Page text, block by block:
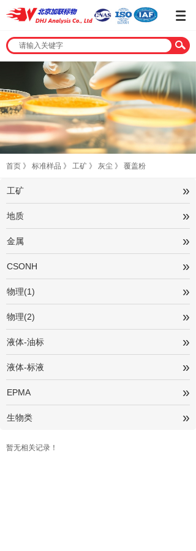
首页 》 标准样品 》 工矿 》 灰尘 》 覆盖粉
工矿 »
地质 »
金属 »
CSONH »
物理(1) »
物理(2) »
液体-油标 »
液体-标液 »
EPMA »
生物类 »
暂无相关记录！